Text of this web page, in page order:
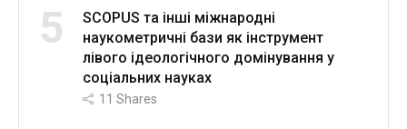
5
SCOPUS та інші міжнародні
наукометричні бази як інструмент
лівого ідеологічного домінування у
соціальних науках
11 Shares